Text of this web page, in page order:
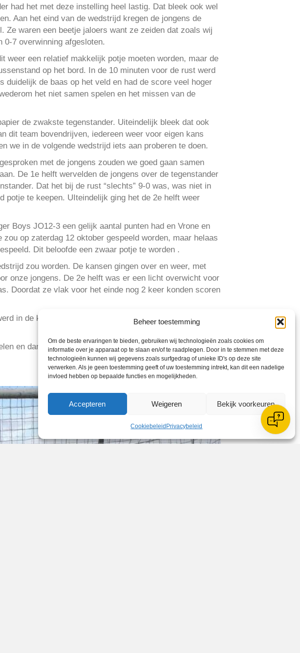
Beheer toestemming
Om de beste ervaringen te bieden, gebruiken wij technologieën zoals cookies om
informatie over je apparaat op te slaan en/of te raadplegen. Door in te stemmen met deze
technologieën kunnen wij gegevens zoals surfgedrag of unieke ID's op deze site
verwerken. Als je geen toestemming geeft of uw toestemming intrekt, kan dit een nadelige
invloed hebben op bepaalde functies en mogelijkheden.
Accepteren Weigeren Bekijk voorkeuren
Cookiebeleid Privacybeleid
had het met deze instelling heel lastig. Dat bleek ook wel
Aan het eind van de wedstrijd kregen de jongens de
Ze waren een beetje jaloers want ze zeiden dat zoals wij
0-7 overwinning afgesloten.
weer een relatief makkelijk potje moeten worden, maar de
op het bord. In de 10 minuten voor de rust werd
duidelijk de baas op het veld en had de score veel hoger
het niet samen spelen en het missen van de
de zwakste tegenstander. Uiteindelijk bleek dat ook
dit team bovendrijven, iedereen weer voor eigen kans
we in de volgende wedstrijd iets aan proberen te doen.
met de jongens zouden we goed gaan samen
De 1e helft wervelden de jongens over de tegenstander
Dat het bij de rust “slechts” 9-0 was, was niet in
potje te keepen. UIteindelijk ging het de 2e helft weer
Boys JO12-3 een gelijk aantal punten had en Vrone en
op zaterdag 12 oktober gespeeld worden, maar helaas
Dit beloofde een zwaar potje te worden .
zou worden. De kansen gingen over en weer, met
onze jongens. De 2e helft was er een licht overwicht voor
Doordat ze vlak voor het einde nog 2 keer konden scoren
in de kleedkamer gevierd met champagne
en dan zullen jullie nog meer mooie resultaten kunnen